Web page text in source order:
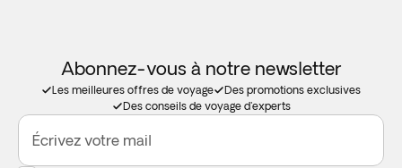
Abonnez-vous à notre newsletter
Les meilleures offres de voyage
Des promotions exclusives
Des conseils de voyage d'experts
Écrivez votre mail